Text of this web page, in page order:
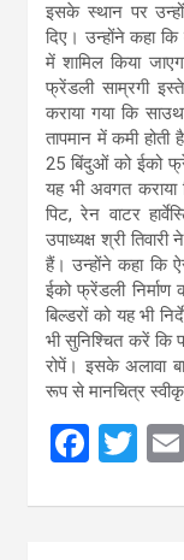
इसके स्थान पर
दिए। उन्होंने कहा
में शामिल किया
फ्रेंडली साम्रगी
कराया गया कि
तापमान में कमी
25 बिंदुओं को ईको
यह भी अवगत कराया
पिट, रेन वाटर
उपाध्यक्ष श्री
हैं। उन्होंने कहा कि
ईको फ्रेंडली निर्माण
बिल्डरों को यह भी
भी सुनिश्चित करें कि
रोपें। इसके अलावा
रूप से मानचित्र
F
ce
T
tt